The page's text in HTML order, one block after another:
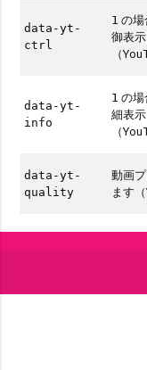
data-yt-
ctrl
1 の場
御表
（
data-yt-
info
1 の
細表
（
data-yt-
quality
動画
ます